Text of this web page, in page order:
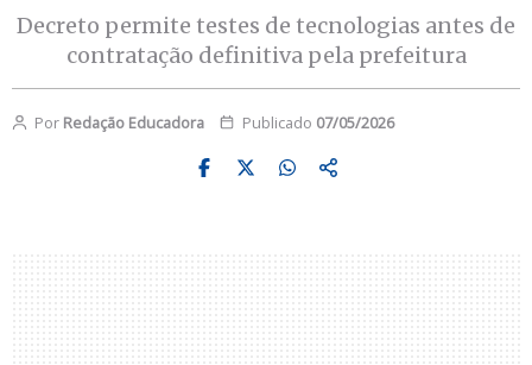
Decreto permite testes de tecnologias antes de
contratação definitiva pela prefeitura
Por Redação Educadora Publicado 07/05/2026